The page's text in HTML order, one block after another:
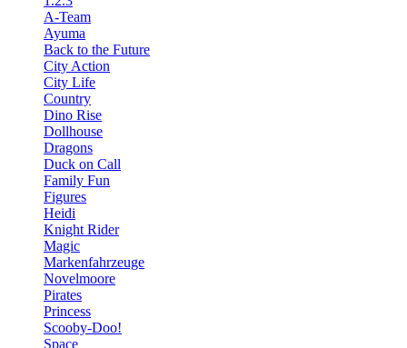
A-Team
Ayuma
Back to the Future
City Action
City Life
Country
Dino Rise
Dollhouse
Dragons
Duck on Call
Family Fun
Figures
Heidi
Knight Rider
Magic
Markenfahrzeuge
Novelmoore
Pirates
Princess
Scooby-Doo!
Space